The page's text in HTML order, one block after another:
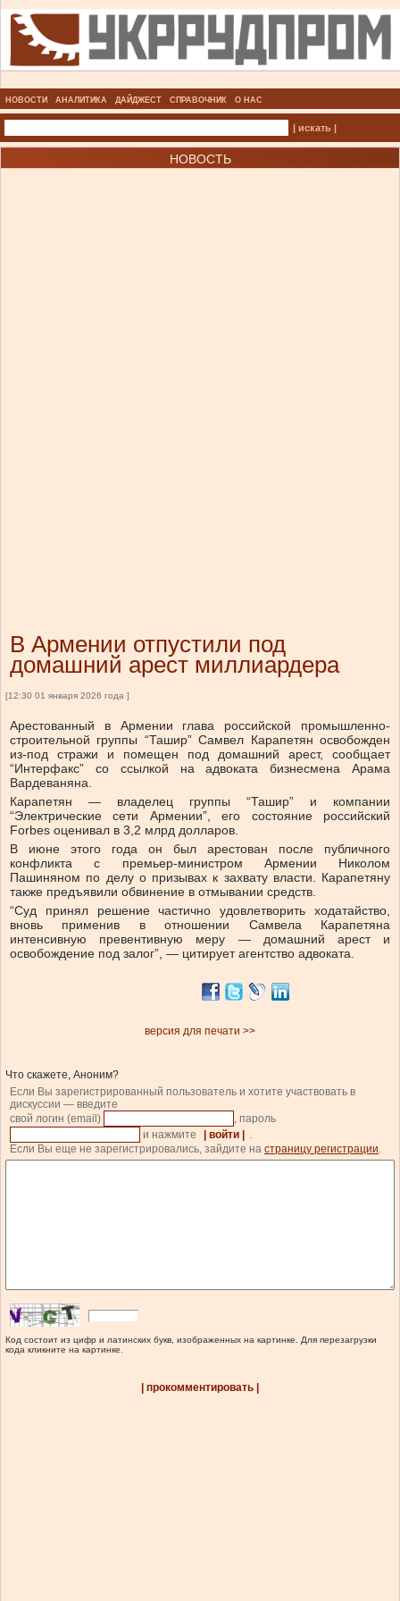
НОВОСТИ АНАЛИТИКА ДАЙДЖЕСТ СПРАВОЧНИК О НАС
| искать |
НОВОСТЬ
В Армении отпустили под
домашний арест миллиардера
[12:30 01 января 2026 года ]
Арестованный в Армении глава российской промышленно-
строительной группы “Ташир” Самвел Карапетян освобожден
из-под стражи и помещен под домашний арест, сообщает
“Интерфакс” со ссылкой на адвоката бизнесмена Арама
Вардеваняна.
Карапетян — владелец группы “Ташир” и компании
“Электрические сети Армении”, его состояние российский
Forbes оценивал в 3,2 млрд долларов.
В июне этого года он был арестован после публичного
конфликта с премьер-министром Армении Николом
Пашиняном по делу о призывах к захвату власти. Карапетяну
также предъявили обвинение в отмывании средств.
“Суд принял решение частично удовлетворить ходатайство,
вновь применив в отношении Самвела Карапетяна
интенсивную превентивную меру — домашний арест и
освобождение под залог”, — цитирует агентство адвоката.
версия для печати >>
Что скажете, Аноним?
Если Вы зарегистрированный пользователь и хотите участвовать в
дискуссии — введите
свой логин (email)
, пароль
и нажмите
| войти |
.
Если Вы еще не зарегистрировались, зайдите на страницу регистрации.
Код состоит из цифр и латинских букв, изображенных на картинке. Для перезагрузки
кода кликните на картинке.
| прокомментировать |